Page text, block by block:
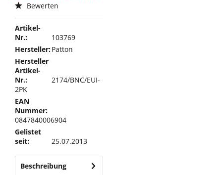
Bewerten
Artikel-
Nr.:
103769
Hersteller:Patton
Hersteller
Artikel-
Nr.:
2174/BNC/EUI-
2PK
EAN
Nummer:
0847840006904
Gelistet
seit:
25.07.2013
Beschreibung